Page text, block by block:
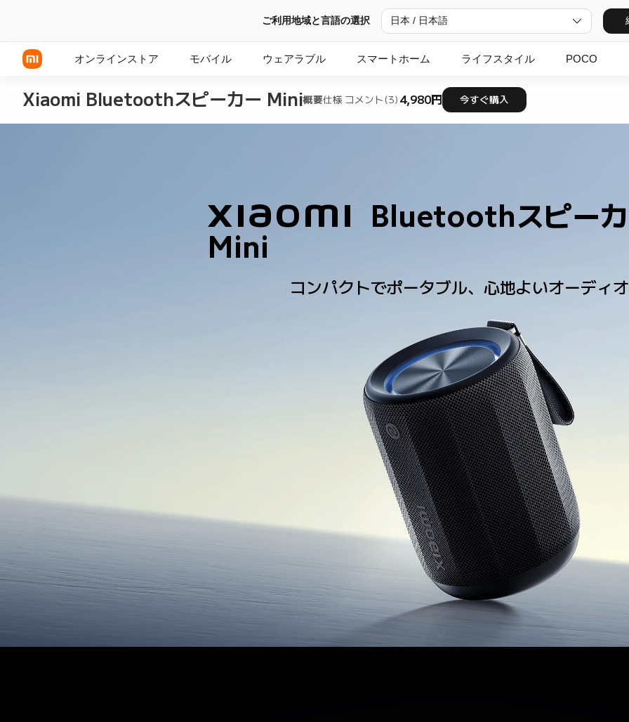
ご利用地域と言語の選択 日本 / 日本語
オンラインストア モバイル ウェアラブル スマートホーム ライフスタイル POCO
Xiaomi Bluetoothスピーカー Mini概要仕様 コメント(3) 4,980円 今すぐ購入
Xiaomi Bluetoothスピー
Mini
コンパクトでポータブル、心地よいオーディ